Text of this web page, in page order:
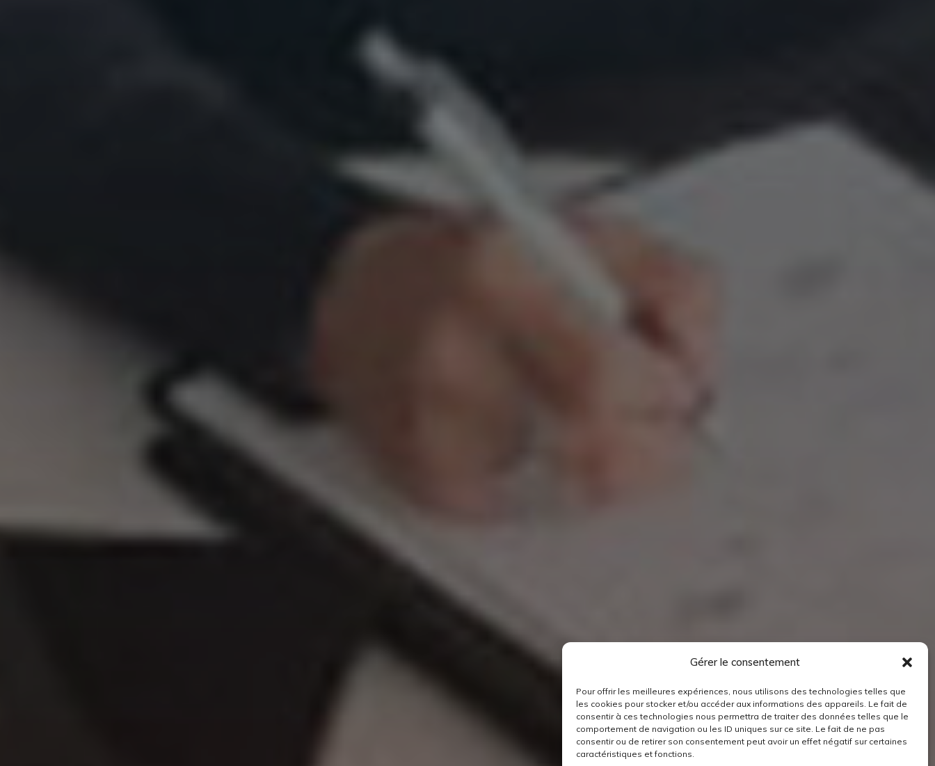
Gérer le consentement
Pour offrir les meilleures expériences, nous utilisons des technologies telles que
les cookies pour stocker et/ou accéder aux informations des appareils. Le fait de
consentir à ces technologies nous permettra de traiter des données telles que le
comportement de navigation ou les ID uniques sur ce site. Le fait de ne pas
consentir ou de retirer son consentement peut avoir un effet négatif sur certaines
caractéristiques et fonctions.